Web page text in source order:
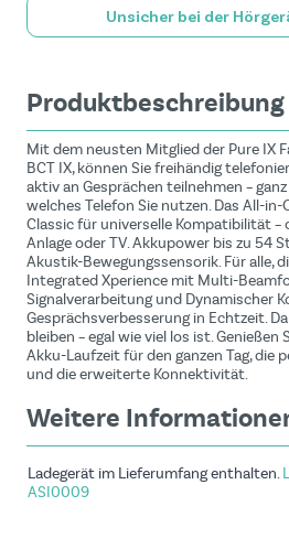
Unsicher bei der
Produktbeschreibung
Mit dem neusten Mitglied der Pure IX
BCT IX, können Sie freihändig
aktiv an Gesprächen teilnehmen –
welches Telefon Sie nutzen. Das All-
Classic für universelle Kompatibilität –
Anlage oder TV. Akkupower bis zu 54
Akustik-Bewegungssensorik. Für alle,
Integrated Xperience mit Multi-
Signalverarbeitung und Dynamischer
Gesprächsverbesserung in Echtzeit.
bleiben – egal wie viel los ist. Genießen
Akku-Laufzeit für den ganzen Tag, die
und die erweiterte Konnektivität.
Weitere
Ladegerät im Lieferumfang enthalten.
ASI0009